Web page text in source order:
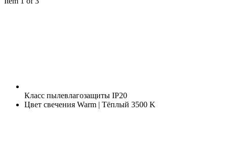
Класс пылевлагозащиты IP20
Цвет свечения Warm | Тёплый 3500 K